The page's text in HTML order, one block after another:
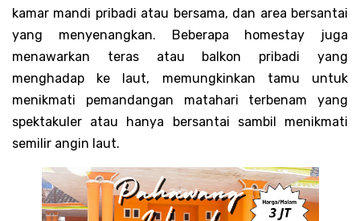
kamar mandi pribadi atau bersama, dan area bersantai
yang menyenangkan. Beberapa homestay juga
menawarkan teras atau balkon pribadi yang
menghadap ke laut, memungkinkan tamu untuk
menikmati pemandangan matahari terbenam yang
spektakuler atau hanya bersantai sambil menikmati
semilir angin laut.